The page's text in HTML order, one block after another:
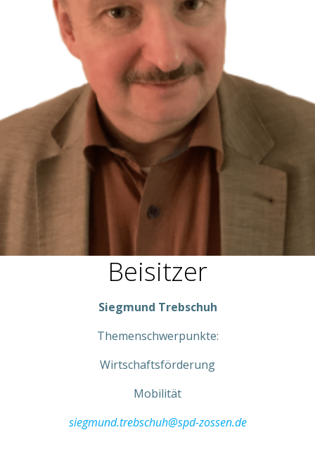
Beisitzer
Siegmund Trebschuh
Themenschwerpunkte:
Wirtschaftsförderung
Mobilität
siegmund.trebschuh@spd-zossen.de